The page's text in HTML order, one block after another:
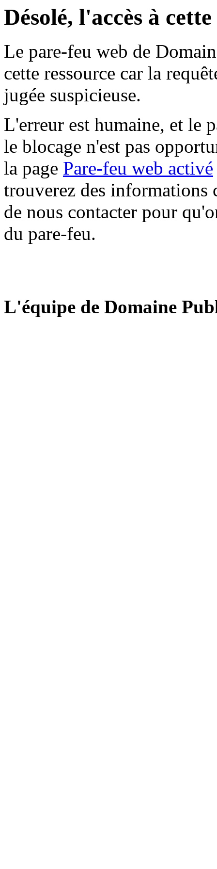
Désolé, l'accès à
Le pare-feu web de
cette ressource car la
jugée suspicieuse.
L'erreur est humaine, et le
le blocage n'est pas
la page Pare-feu web activé
trouverez des informations
de nous contacter pour
du pare-feu.
L'équipe de Domaine